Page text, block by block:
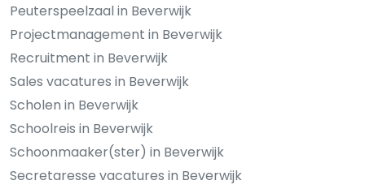
Peuterspeelzaal in Beverwijk
Projectmanagement in Beverwijk
Recruitment in Beverwijk
Sales vacatures in Beverwijk
Scholen in Beverwijk
Schoolreis in Beverwijk
Schoonmaaker(ster) in Beverwijk
Secretaresse vacatures in Beverwijk